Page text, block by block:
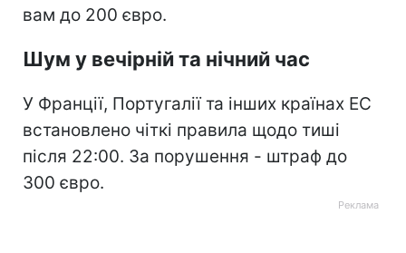
вам до 200 євро.
Шум у вечірній та нічний час
У Франції, Португалії та інших країнах ЕС
встановлено чіткі правила щодо тиші
після 22:00. За порушення - штраф до
300 євро.